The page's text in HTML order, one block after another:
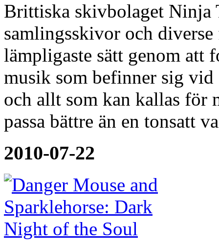
Brittiska skivbolaget Ninja
samlingsskivor och
lämpligaste sätt genom att
musik som befinner sig vid
och allt som kan kallas för
passa bättre än en tonsatt
2010-07-22